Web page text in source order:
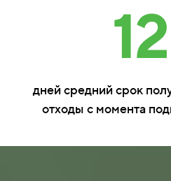
дней средний срок
отходы с момента